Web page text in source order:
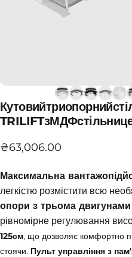
Кутовийтриопорний
TRILIFTзМДФ
₴63,006.00
Максимальна
легкістю розмістити всю
опори з трьома двигунами
рівномірне регулювання
125см, що дозволяє комфортно
стоячи. Пульт управління з